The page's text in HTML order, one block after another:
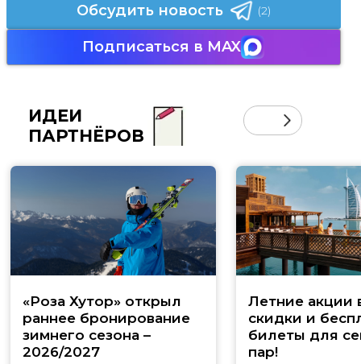
Обсудить новость (2)
Подписаться в MAX
ИДЕИ
ПАРТНЁРОВ
«Роза Хутор» открыл
раннее бронирование
зимнего сезона –
2026/2027
Летние акции
скидки и
билеты для
пар!